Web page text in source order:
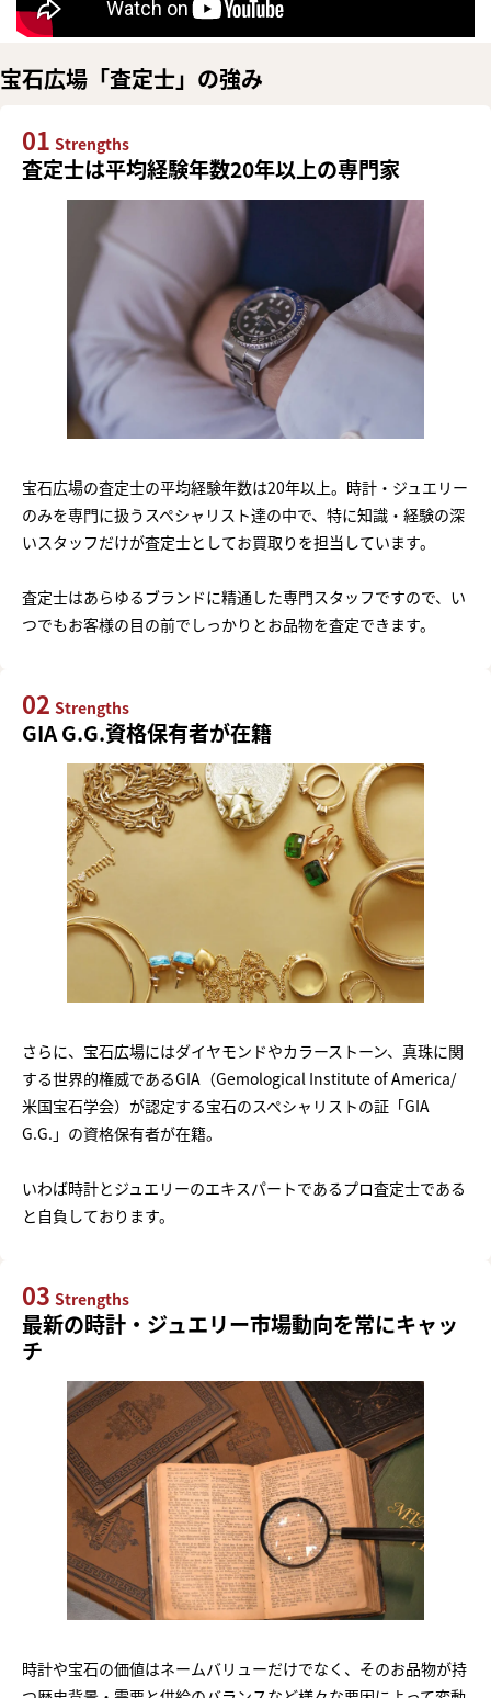
宝石広場「査定士」の強み
01 Strengths
査定士は平均経験年数20年以上の専門家
宝石広場の査定士の平均経験年数は20年以上。時計・ジュエリー
のみを専門に扱うスペシャリスト達の中で、特に知識・経験の深
いスタッフだけが査定士としてお買取りを担当しています。
査定士はあらゆるブランドに精通した専門スタッフですので、い
つでもお客様の目の前でしっかりとお品物を査定できます。
02 Strengths
GIA G.G.資格保有者が在籍
さらに、宝石広場にはダイヤモンドやカラーストーン、真珠に関
する世界的権威であるGIA（Gemological Institute of America/
米国宝石学会）が認定する宝石のスペシャリストの証「GIA
G.G.」の資格保有者が在籍。
いわば時計とジュエリーのエキスパートであるプロ査定士である
と自負しております。
03 Strengths
最新の時計・ジュエリー市場動向を常にキャッ
チ
時計や宝石の価値はネームバリューだけでなく、そのお品物が持